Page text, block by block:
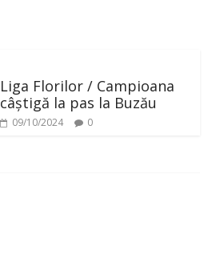
Liga Florilor / Campioana
câștigă la pas la Buzău
09/10/2024 0